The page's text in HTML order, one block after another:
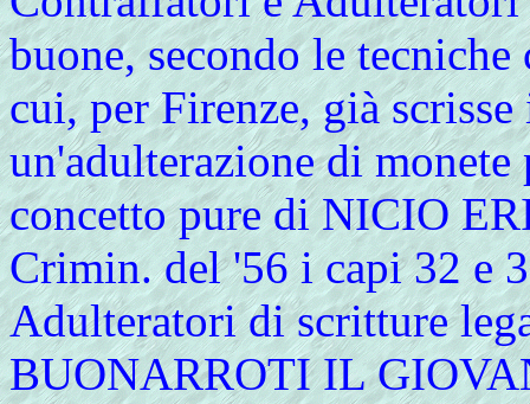
buone, secondo le
cui, per Firenze, già
un'adulterazione di
concetto pure di NICIO
Crimin. del '56 i capi 32 e
Adulteratori di scritture
BUONARROTI IL